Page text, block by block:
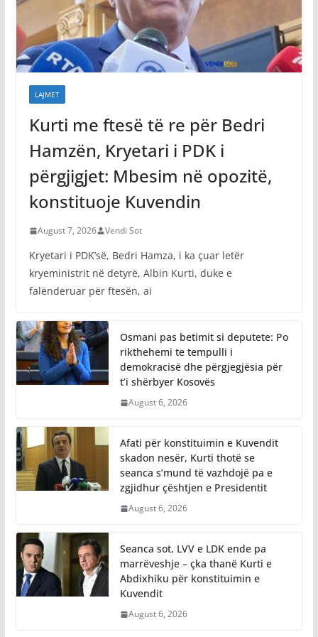
LAJMET
Kurti me ftesë të re për Bedri
Hamzën, Kryetari i PDK i
përgjigjet: Mbesim në opozitë,
konstituoje Kuvendin
August 7, 2026 Vendi Sot
Kryetari i PDK’së, Bedri Hamza, i ka çuar letër
kryeministrit në detyrë, Albin Kurti, duke e
falënderuar për ftesën, ai
Osmani pas betimit si deputete: Po
rikthehemi te tempulli i
demokracisë dhe përgjegjësia për
t’i shërbyer Kosovës
August 6, 2026
Afati për konstituimin e Kuvendit
skadon nesër, Kurti thotë se
seanca s’mund të vazhdojë pa e
zgjidhur çështjen e Presidentit
August 6, 2026
Seanca sot, LVV e LDK ende pa
marrëveshje – çka thanë Kurti e
Abdixhiku për konstituimin e
Kuvendit
August 6, 2026